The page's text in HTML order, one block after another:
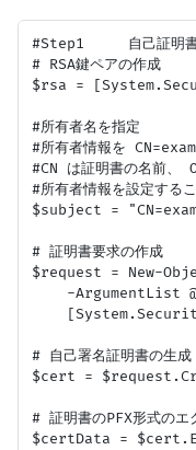
#Step1     自己証明書
# RSA鍵ペアの作成
$rsa =
#所有者名を指定
#所有者情報を
#CN は証明書の名前、
#所有者情報を設定す
$subject =
# 証明書要求の作成
$request = New-
-ArgumentList
# 自己署名証明書の生成
$cert =
# 証明書のPFX形式のエ
$certData =